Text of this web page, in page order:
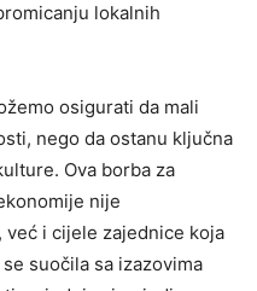
lokalnih
osigurati da mali
nego da ostanu ključna
Ova borba za
nije
i cijele zajednice koja
suočila sa izazovima